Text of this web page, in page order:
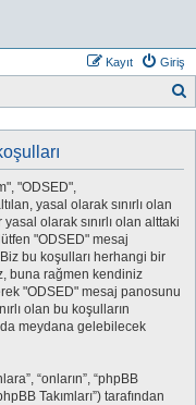
Giriş
Kayıt
"ODSED",
yasal olarak sınırlı olan
olarak sınırlı olan alttaki
"ODSED" mesaj
bu koşulları herhangi bir
buna rağmen kendiniz
"ODSED" mesaj panosunu
olan bu koşulların
meydana gelebilecek
“onların”, “phpBB
Takımları”) tarafından